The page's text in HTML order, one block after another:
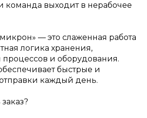
команда выходит в нерабочее
— это слаженная работа
логика хранения,
процессов и оборудования.
быстрые и
каждый день.